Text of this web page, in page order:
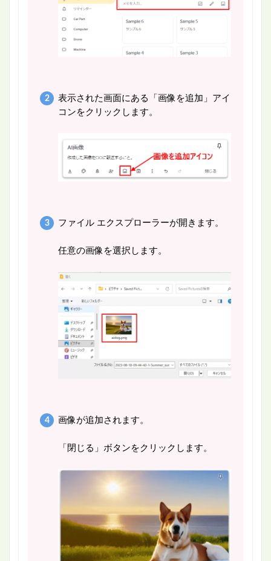
表示された画面にある「画像を追加」アイ
コンをクリックします。
ファイル エクスプローラーが開きます。
任意の画像を選択します。
画像が追加されます。
「閉じる」ボタンをクリックします。